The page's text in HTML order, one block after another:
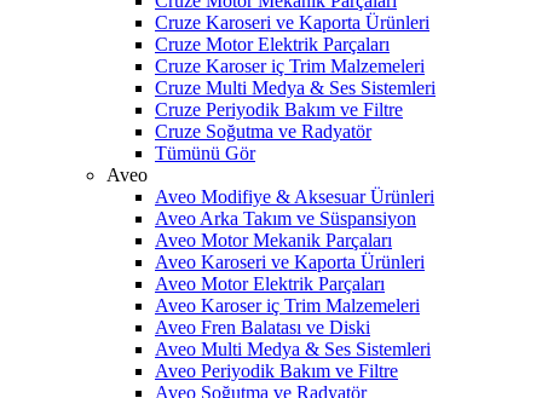
Cruze Karoseri ve Kaporta Ürünleri
Cruze Motor Elektrik Parçaları
Cruze Karoser iç Trim Malzemeleri
Cruze Multi Medya & Ses Sistemleri
Cruze Periyodik Bakım ve Filtre
Cruze Soğutma ve Radyatör
Tümünü Gör
Aveo
Aveo Modifiye & Aksesuar Ürünleri
Aveo Arka Takım ve Süspansiyon
Aveo Motor Mekanik Parçaları
Aveo Karoseri ve Kaporta Ürünleri
Aveo Motor Elektrik Parçaları
Aveo Karoser iç Trim Malzemeleri
Aveo Fren Balatası ve Diski
Aveo Multi Medya & Ses Sistemleri
Aveo Periyodik Bakım ve Filtre
Aveo Soğutma ve Radyatör